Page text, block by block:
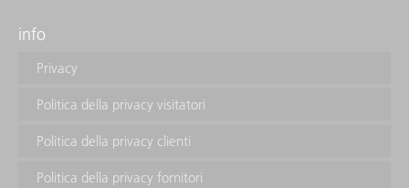
info
Privacy
Politica della privacy visitatori
Politica della privacy clienti
Politica della privacy fornitori